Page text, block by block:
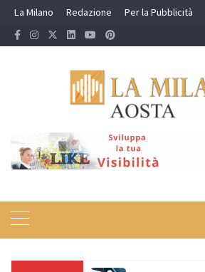
Skip
content
La Milano Redazione Per la Pubblicità